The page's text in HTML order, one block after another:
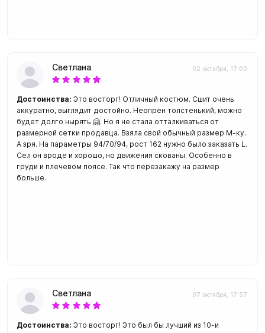
Светлана 02 октября, 17:00
Достоинства: Это восторг! Отличный костюм. Сшит очень
аккуратно, выглядит достойно. Неопрен толстенький, можно
будет долго нырять 🤗. Но я не стала отталкиваться от
размерной сетки продавца. Взяла свой обычный размер М-ку.
А зря. На параметры 94/70/94, рост 162 нужно было заказать L.
Сел он вроде и хорошо, но движения скованы. Особенно в
груди и плечевом поясе. Так что перезакажу на размер
больше.
Светлана 07 октября, 17:57
Достоинства: Это восторг! Это был бы лучший из 10-и